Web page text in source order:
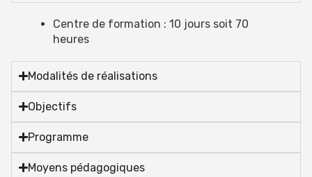
Centre de formation : 10 jours soit 70
heures
Modalités de réalisations
Objectifs
Programme
Moyens pédagogiques